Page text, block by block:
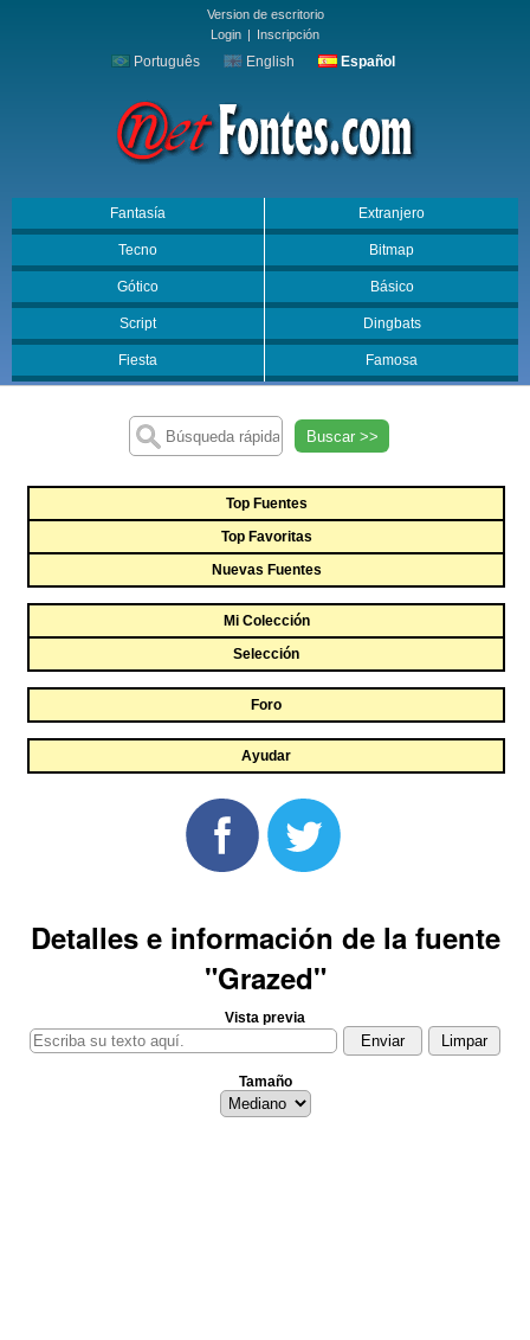
Version de escritorio
Login | Inscripción
Português English Español
Fantasía Extranjero
Tecno Bitmap
Gótico Básico
Script Dingbats
Fiesta Famosa
Buscar >>
Top Fuentes
Top Favoritas
Nuevas Fuentes
Mi Colección
Selección
Foro
Ayudar
Detalles e información de la fuente
"Grazed"
Vista previa
Tamaño